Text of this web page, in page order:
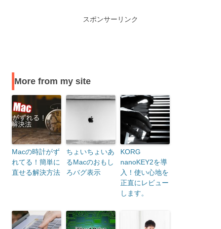
スポンサーリンク
More from my site
Macの時計がず
れてる！簡単に
直せる解決方法
ちょいちょいあ
るMacのおもし
ろバグ表示
KORG
nanoKEY2を導
入！使い心地を
正直にレビュー
します。